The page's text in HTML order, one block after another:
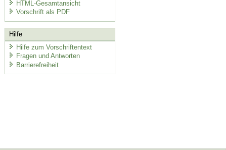
HTML-Gesamtansicht
Vorschrift als PDF
Hilfe
Hilfe zum Vorschriftentext
Fragen und Antworten
Barrierefreiheit